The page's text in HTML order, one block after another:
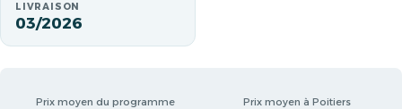
LIVRAISON
03/2026
Prix moyen du programme Prix moyen à Poitiers